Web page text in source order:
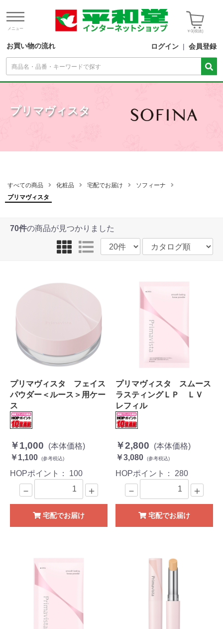
メニュー
￥0(税抜)
お買い物の流れ ログイン | 会員登録
プリマヴィスタ
すべての商品 化粧品 宅配でお届け
ソフィーナ
プリマヴィスタ
70件の商品が見つかりました
プリマヴィスタ フェイス
パウダー＜ルース＞用ケー
ス
￥1,000
(本体価格)
￥1,100
(参考税込)
HOPポイント： 100
－ ＋
宅配でお届け
プリマヴィスタ スムース
ラスティングＬＰ ＬＶ
レフィル
￥2,800
(本体価格)
￥3,080
(参考税込)
HOPポイント： 280
－ ＋
宅配でお届け